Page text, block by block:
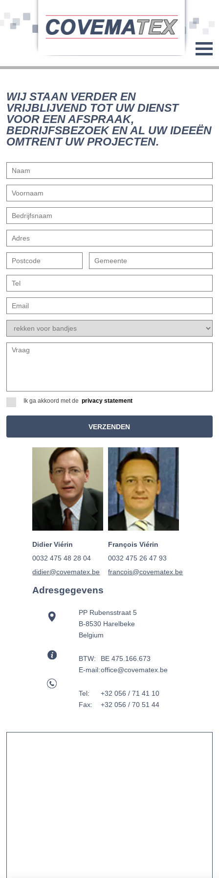
WIJ STAAN VERDER EN
VRIJBLIJVEND TOT UW DIENST
VOOR EEN AFSPRAAK,
BEDRIJFSBEZOEK EN AL UW IDEEËN
OMTRENT UW PROJECTEN.
Ik ga akkoord met deprivacy statement
Didier Viérin
0032 475 48 28 04
didier@covematex.be
François Viérin
0032 475 26 47 93
francois@covematex.be
Adresgegevens
PP Rubensstraat 5
B-8530 Harelbeke
Belgium
BTW:
BE 475.166.673
E-mail:office@covematex.be
Tel:
+32 056 / 71 41 10
Fax:
+32 056 / 70 51 44